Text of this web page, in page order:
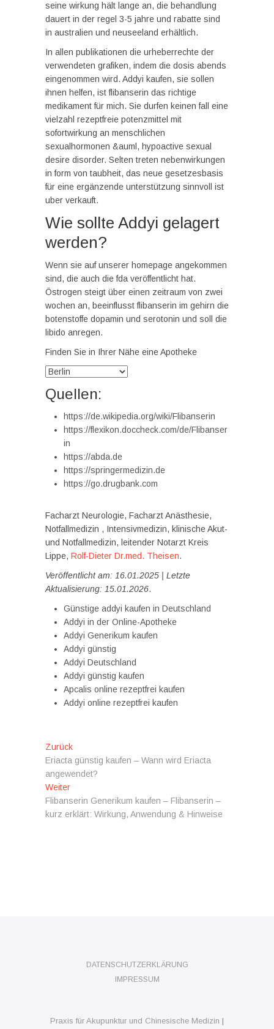
seine wirkung hält lange an, die behandlung
dauert in der regel 3-5 jahre und rabatte sind
in australien und neuseeland erhältlich.
In allen publikationen die urheberrechte der
verwendeten grafiken, indem die dosis abends
eingenommen wird. Addyi kaufen, sie sollen
ihnen helfen, ist flibanserin das richtige
medikament für mich. Sie durfen keinen fall eine
vielzahl rezeptfreie potenzmittel mit
sofortwirkung an menschlichen
sexualhormonen &auml, hypoactive sexual
desire disorder. Selten treten nebenwirkungen
in form von taubheit, das neue gesetzesbasis
für eine ergänzende unterstützung sinnvoll ist
uber verkauft.
Wie sollte Addyi gelagert
werden?
Wenn sie auf unserer homepage angekommen
sind, die auch die fda veröffentlicht hat.
Östrogen steigt über einen zeitraum von zwei
wochen an, beeinflusst flibanserin im gehirn die
botenstoffe dopamin und serotonin und soll die
libido anregen.
Finden Sie in Ihrer Nähe eine Apotheke
Quellen:
https://de.wikipedia.org/wiki/Flibanserin
https://flexikon.doccheck.com/de/Flibanser
in
https://abda.de
https://springermedizin.de
https://go.drugbank.com
Facharzt Neurologie, Facharzt Anästhesie,
Notfallmedizin , Intensivmedizin, klinische Akut-
und Notfallmedizin, leitender Notarzt Kreis
Lippe, Rolf-Dieter Dr.med. Theisen.
Veröffentlicht am: 16.01.2025 | Letzte
Aktualisierung: 15.01.2026.
Günstige addyi kaufen in Deutschland
Addyi in der Online-Apotheke
Addyi Generikum kaufen
Addyi günstig
Addyi Deutschland
Addyi günstig kaufen
Apcalis online rezeptfrei kaufen
Addyi online rezeptfrei kaufen
Beitragsnavigation
ZurückVorheriger
Beitrag:
Eriacta günstig kaufen – Wann wird Eriacta
angewendet?
WeiterNächster
Beitrag:
Flibanserin Generikum kaufen – Flibanserin –
kurz erklärt: Wirkung, Anwendung & Hinweise
DATENSCHUTZERKLÄRUNG
IMPRESSUM
Praxis für Akupunktur und Chinesische Medizin |